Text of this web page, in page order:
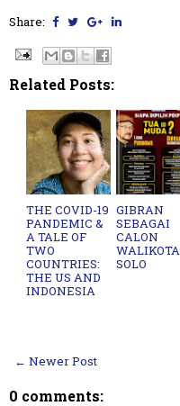
Share:
Related Posts:
THE COVID-19
PANDEMIC &
A TALE OF
TWO
COUNTRIES:
THE US AND
INDONESIA
GIBRAN
SEBAGAI
CALON
WALIKOTA
SOLO
← Newer Post
0 comments: